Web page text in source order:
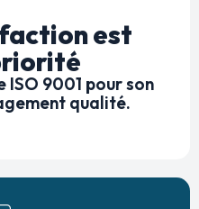
est
ISO 9001 pour son
qualité.